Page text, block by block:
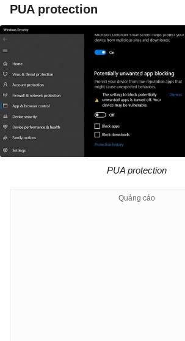
PUA protection
PUA protection